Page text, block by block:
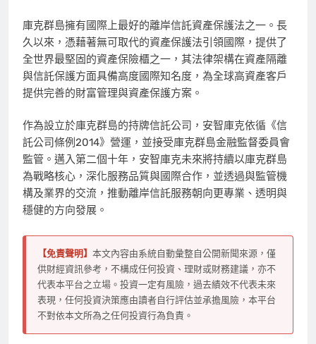
庫克群島擁有國際上最好的離岸信託資產保護法之一。長
久以來，憑藉著無可取代的資產保護法引領國際，提供了
全世界最堅固的資產保險櫃之一，其法律架構在資產隔離
與信託保護方面具備高度國際知名度，為全球高資產客戶
提供完善的財富管理與資產保護方案。
作為設立於庫克群島的持牌信託公司，安智庫克依循《信
託公司條例2014》營運，並接受庫克群島金融監督委員會
監管。邁入第二個十年，安智庫克未來將持續以庫克群島
為戰略核心，深化服務品質與國際合作，並透過與監管機
構及業界的交流，推動離岸信託服務朝向更專業、透明與
穩健的方向發展。
【免責聲明】 本文內容由系統自動彙整自公開新聞來源，僅
供財經資訊參考，不構成任何投資、理財或財務建議，亦不
代表本平台之立場。投資一定有風險，過去績效不代表未來
表現，任何投資決策應由讀者自行評估並承擔風險，本平台
不對依本文所為之任何投資行為負責。